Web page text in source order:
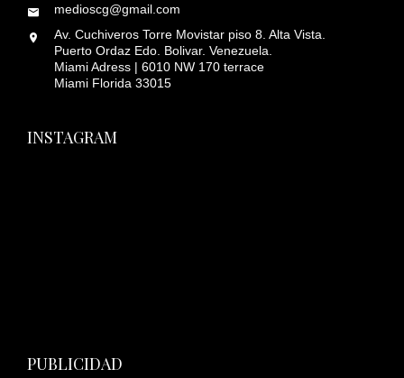
medioscg@gmail.com
Av. Cuchiveros Torre Movistar piso 8. Alta Vista.
Puerto Ordaz Edo. Bolivar. Venezuela.
Miami Adress | 6010 NW 170 terrace
Miami Florida 33015
INSTAGRAM
PUBLICIDAD